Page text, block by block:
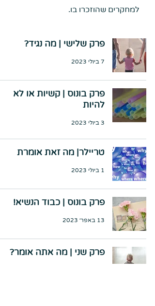
למחקרים שהוזכרו בו.
פרק שלישי | מה נגיד?
7 ביולי 2023
פרק בונוס | קשיות או לא
להיות
3 ביולי 2023
טריילר| מה זאת אומרת
1 ביולי 2023
פרק בונוס | כבוד הנשיא!
13 באפר׳ 2023
פרק שני | מה אתה אומר?